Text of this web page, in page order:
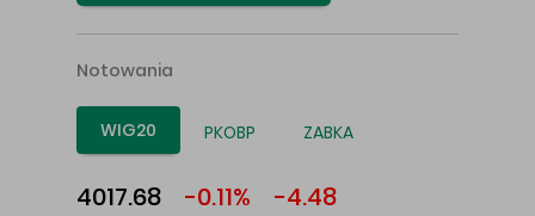
Notowania
WIG20 PKOBP ZABKA
4017.68 -0.11% -4.48